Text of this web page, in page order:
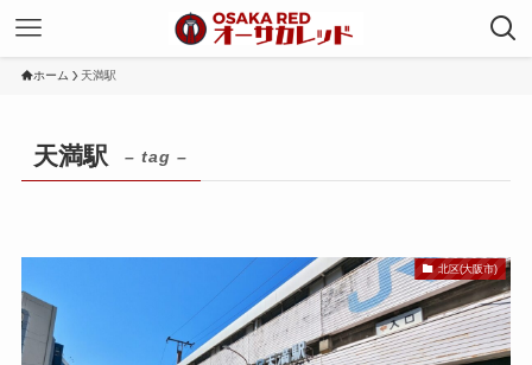
ホーム 天満駅
天満駅 – tag –
北区(大阪市)